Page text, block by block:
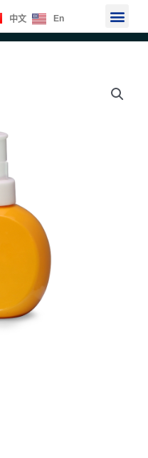
中文 En 選
單